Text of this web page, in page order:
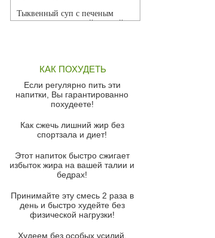
Тыквенный суп с печеным
чесноком и томатной сальсой
красного перца
Парижский луковый суп
Суп из спаржи и горошка с
Суп-крем из цветной капусты
Французский луковый суп
Суп из баклажанов с моцареллой
Грибной крем-суп с кростини с
козьим сыром
Суп мисо с зеленым луком и
КАК ПОХУДЕТЬ
Если регулярно пить эти
напитки, Вы гарантированно
похудеете!
Как сжечь лишний жир без
спортзала и диет!
Этот напиток быстро сжигает
избыток жира на вашей талии и
бедрах!
Принимайте эту смесь 2 раза в
день и быстро худейте без
физической нагрузки!
Худеем без особых усилий,